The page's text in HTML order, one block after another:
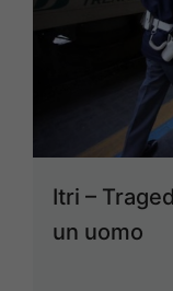
Itri –
un uomo